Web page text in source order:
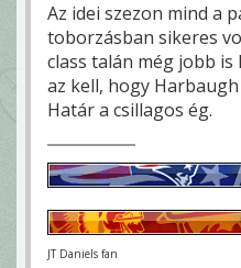
Az idei szezon mind a
toborzásban sikeres
class talán még jobb
az kell, hogy
Határ a csillagos ég.
JT Daniels fan